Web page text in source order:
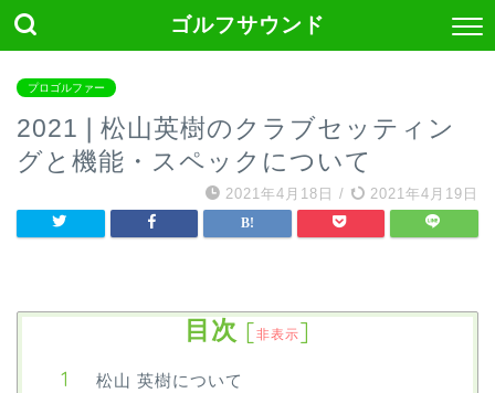
ゴルフサウンド
プロゴルファー
2021❘松山英樹のクラブセッティン
グと機能・スペックについて
2021年4月18日 / 2021年4月19日
目次 [非表示]
松山 英樹について